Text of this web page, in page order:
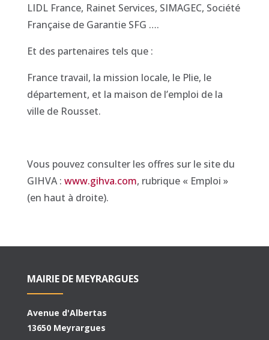
LIDL France, Rainet Services, SIMAGEC, Société
Française de Garantie SFG ….
Et des partenaires tels que :
France travail, la mission locale, le Plie, le
département, et la maison de l’emploi de la
ville de Rousset.
Vous pouvez consulter les offres sur le site du
GIHVA : www.gihva.com, rubrique « Emploi »
(en haut à droite).
MAIRIE DE MEYRARGUES
Avenue d'Albertas
13650 Meyrargues